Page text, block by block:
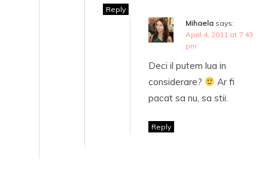
Reply
Mihaela says:
April 4, 2011 at 7:43
pm
Deci il putem lua in
considerare?
Ar fi
pacat sa nu, sa stii.
Reply